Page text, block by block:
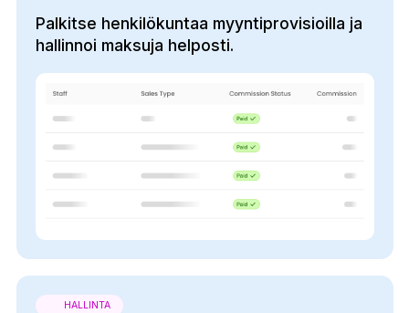
Palkitse henkilökuntaa myyntiprovisioilla ja
hallinnoi maksuja helposti.
HALLINTA